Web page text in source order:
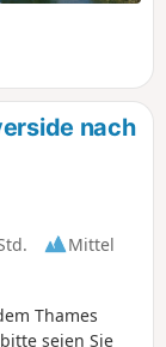
nach
Mittel
Thames
seien Sie